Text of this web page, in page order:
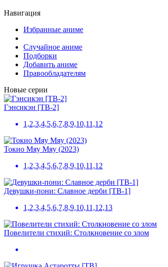
Навигация
Избранные аниме
Случайное аниме
Подборки
Добавить аниме
Правообладателям
Новые серии
Гэнсикэн [ТВ-2]
1,2,3,4,5,6,7,8,9,10,11,12
Токио Мяу Мяу (2023)
1,2,3,4,5,6,7,8,9,10,11,12
Девушки-пони: Славное дерби [ТВ-1]
1,2,3,4,5,6,7,8,9,10,11,12,13
Повелители стихий: Столкновение со злом